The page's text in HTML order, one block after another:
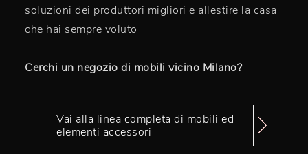
soluzioni dei produttori migliori e allestire la casa
che hai sempre voluto
Cerchi un negozio di mobili vicino Milano?
Vai alla linea completa di mobili ed
elementi accessori